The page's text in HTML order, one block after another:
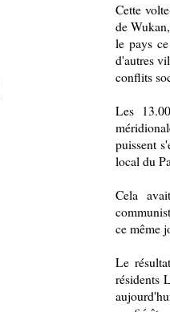
Cette
de
le pays
d'autres
conflits
Les
puissent
local du
Cela
ce même
Le
résidents